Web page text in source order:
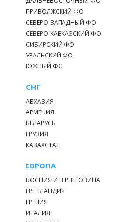
ПРИВОЛЖСКИЙ ФО
СЕВЕРО-ЗАПАДНЫЙ ФО
СЕВЕРО-КАВКАЗСКИЙ ФО
СИБИРСКИЙ ФО
УРАЛЬСКИЙ ФО
ЮЖНЫЙ ФО
СНГ
АБХАЗИЯ
АРМЕНИЯ
БЕЛАРУСЬ
ГРУЗИЯ
КАЗАХСТАН
ЕВРОПА
БОСНИЯ И ГЕРЦЕГОВИНА
ГРЕНЛАНДИЯ
ГРЕЦИЯ
ИТАЛИЯ